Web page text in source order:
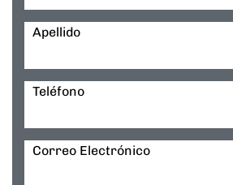
Apellido
Teléfono
Correo Electrónico